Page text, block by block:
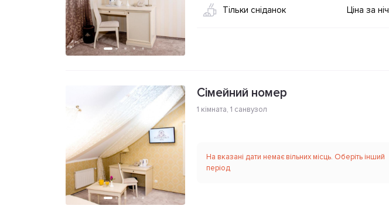
Тільки сніданок Ціна за ніч
Сімейний номер
1 кімната, 1 санвузол
На вказані дати немає вільних місць. Оберіть інший
період